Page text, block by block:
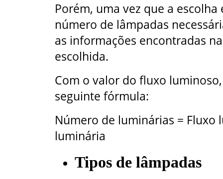
Porém, uma vez que a
número de lâmpadas
as informações encontradas
escolhida.
Com o valor do fluxo
seguinte fórmula:
Número de luminárias =
luminária
Tipos de lâmpadas